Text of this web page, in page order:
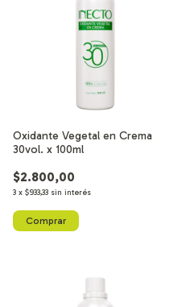
Oxidante Vegetal en Crema
30vol. x 100ml
$2.800,00
3 x $933,33 sin interés